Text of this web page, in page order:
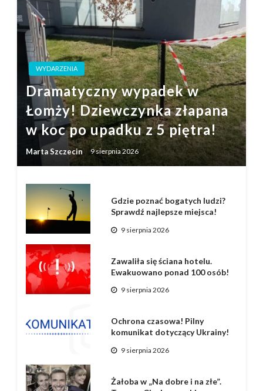
WYDARZENIA
Dramatyczny wypadek w
Łomży! Dziewczynka złapana
w koc po upadku z 5 piętra!
Marta Szczecin 9 sierpnia 2026
Gdzie poznać bogatych ludzi?
Sprawdź najlepsze miejsca!
9 sierpnia 2026
Zawaliła się ściana hotelu.
Ewakuowano ponad 100 osób!
9 sierpnia 2026
Ochrona czasowa! Pilny
komunikat dotyczący Ukrainy!
9 sierpnia 2026
Żałoba w „Na dobre i na złe”.